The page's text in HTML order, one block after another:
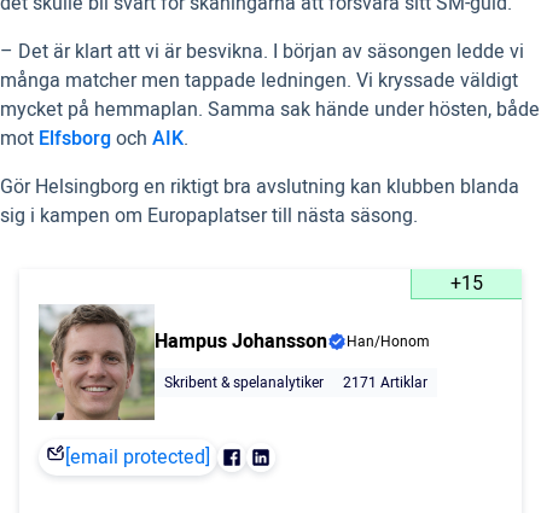
– Det är klart att vi är besvikna. I början av säsongen ledde vi
många matcher men tappade ledningen. Vi kryssade väldigt
mycket på hemmaplan. Samma sak hände under hösten, både
mot Elfsborgoch AIK.
Gör Helsingborg en riktigt bra avslutning kan klubben blanda
sig i kampen om Europaplatser till nästa säsong.
+15
Hampus Johansson
Han/Honom
Skribent & spelanalytiker
2171 Artiklar
[email protected]